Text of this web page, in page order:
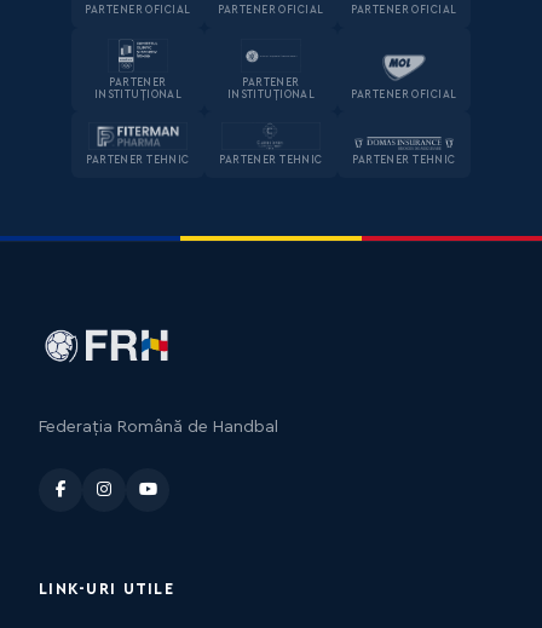
PARTENER OFICIAL PARTENER OFICIAL PARTENER OFICIAL
PARTENER
INSTITUȚIONAL
PARTENER
INSTITUȚIONAL
PARTENER OFICIAL
PARTENER TEHNIC PARTENER TEHNIC PARTENER TEHNIC
Federația Română de Handbal
LINK-URI UTILE